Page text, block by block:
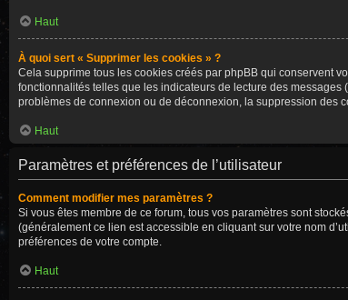
Haut
À quoi sert « Supprimer les cookies » ?
Cela supprime tous les cookies créés par phpBB qui conservent
fonctionnalités telles que les indicateurs de lecture des
problèmes de connexion ou de déconnexion, la suppression des
Haut
Paramètres et préférences de l’utilisateur
Comment modifier mes paramètres ?
Si vous êtes membre de ce forum, tous vos paramètres sont
(généralement ce lien est accessible en cliquant sur votre nom
préférences de votre compte.
Haut